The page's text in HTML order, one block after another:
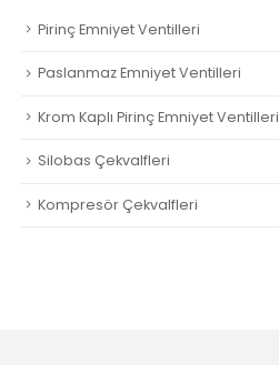
Pirinç Emniyet Ventilleri
Paslanmaz Emniyet Ventilleri
Krom Kaplı Pirinç Emniyet Ventilleri
Silobas Çekvalfleri
Kompresör Çekvalfleri